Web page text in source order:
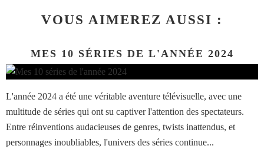
VOUS AIMEREZ AUSSI :
MES 10 SÉRIES DE L'ANNÉE 2024
L'année 2024 a été une véritable aventure télévisuelle, avec une
multitude de séries qui ont su captiver l'attention des spectateurs.
Entre réinventions audacieuses de genres, twists inattendus, et
personnages inoubliables, l'univers des séries continue...